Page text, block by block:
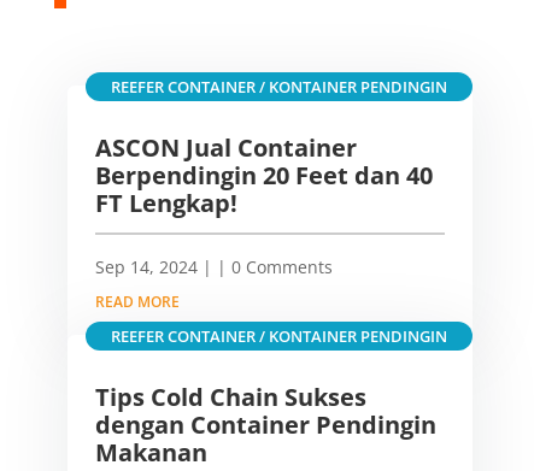
ASCON Jual Container
Berpendingin 20 Feet dan 40
FT Lengkap!
Sep 14, 2024|
REEFER CONTAINER / KONTAINER PENDINGIN
| 0 Comments
READ MORE
Tips Cold Chain Sukses
dengan Container Pendingin
Makanan
REEFER CONTAINER / KONTAINER PENDINGIN